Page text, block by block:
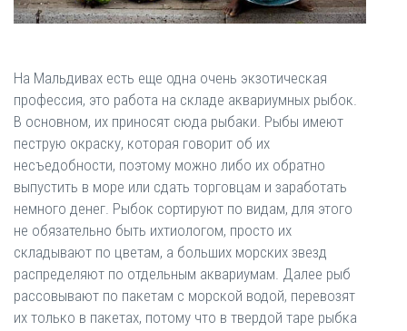
На Мальдивах есть еще одна очень экзотическая
профессия, это работа на складе аквариумных рыбок.
В основном, их приносят сюда рыбаки. Рыбы имеют
пеструю окраску, которая говорит об их
несъедобности, поэтому можно либо их обратно
выпустить в море или сдать торговцам и заработать
немного денег. Рыбок сортируют по видам, для этого
не обязательно быть ихтиологом, просто их
складывают по цветам, а больших морских звезд
распределяют по отдельным аквариумам. Далее рыб
рассовывают по пакетам с морской водой, перевозят
их только в пакетах, потому что в твердой таре рыбка